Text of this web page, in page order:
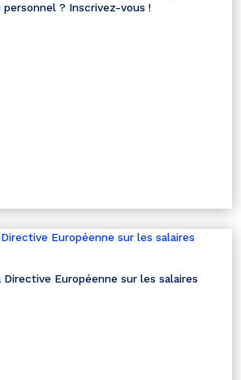
? Inscrivez-vous !
Directive Européenne sur les salaires